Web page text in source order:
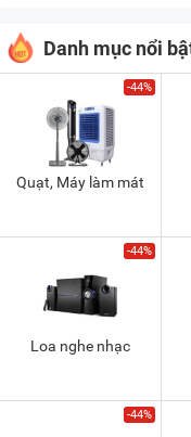
Danh mục nổi
-44%
Quạt, Máy làm mát
-44%
Loa nghe nhạc
-44%